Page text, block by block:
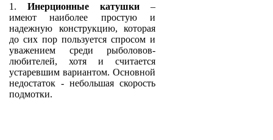
1. Инерционные катушки –
имеют наиболее простую и
надежную конструкцию, которая
до сих пор пользуется спросом и
уважением среди рыболовов-
любителей, хотя и считается
устаревшим вариантом. Основной
недостаток - небольшая скорость
подмотки.